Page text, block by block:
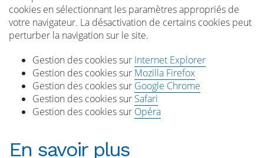
cookies en sélectionnant les paramètres appropriés de
votre navigateur. La désactivation de certains cookies peut
perturber la navigation sur le site.
Gestion des cookies sur Internet Explorer
Gestion des cookies sur Mozilla Firefox
Gestion des cookies sur Google Chrome
Gestion des cookies sur Safari
Gestion des cookies sur Opéra
En savoir plus